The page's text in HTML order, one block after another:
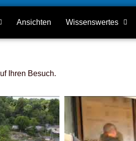
Ansichten Wissenswertes
Ihren Besuch.